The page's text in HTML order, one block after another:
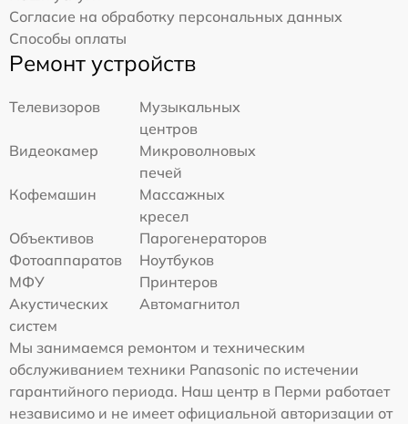
Согласие на обработку персональных данных
Способы оплаты
Ремонт устройств
Телевизоров
Музыкальных
центров
Видеокамер
Микроволновых
печей
Кофемашин
Массажных
кресел
Объективов
Парогенераторов
Фотоаппаратов
Ноутбуков
МФУ
Принтеров
Акустических
систем
Автомагнитол
Мы занимаемся ремонтом и техническим
обслуживанием техники Panasonic по истечении
гарантийного периода. Наш центр в Перми работает
независимо и не имеет официальной авторизации от